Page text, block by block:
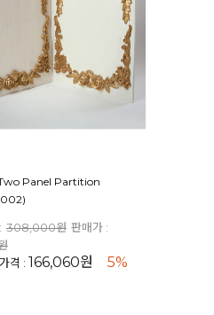
Panel Partition
308,000원 판매가 :
격 : 166,060원 5%